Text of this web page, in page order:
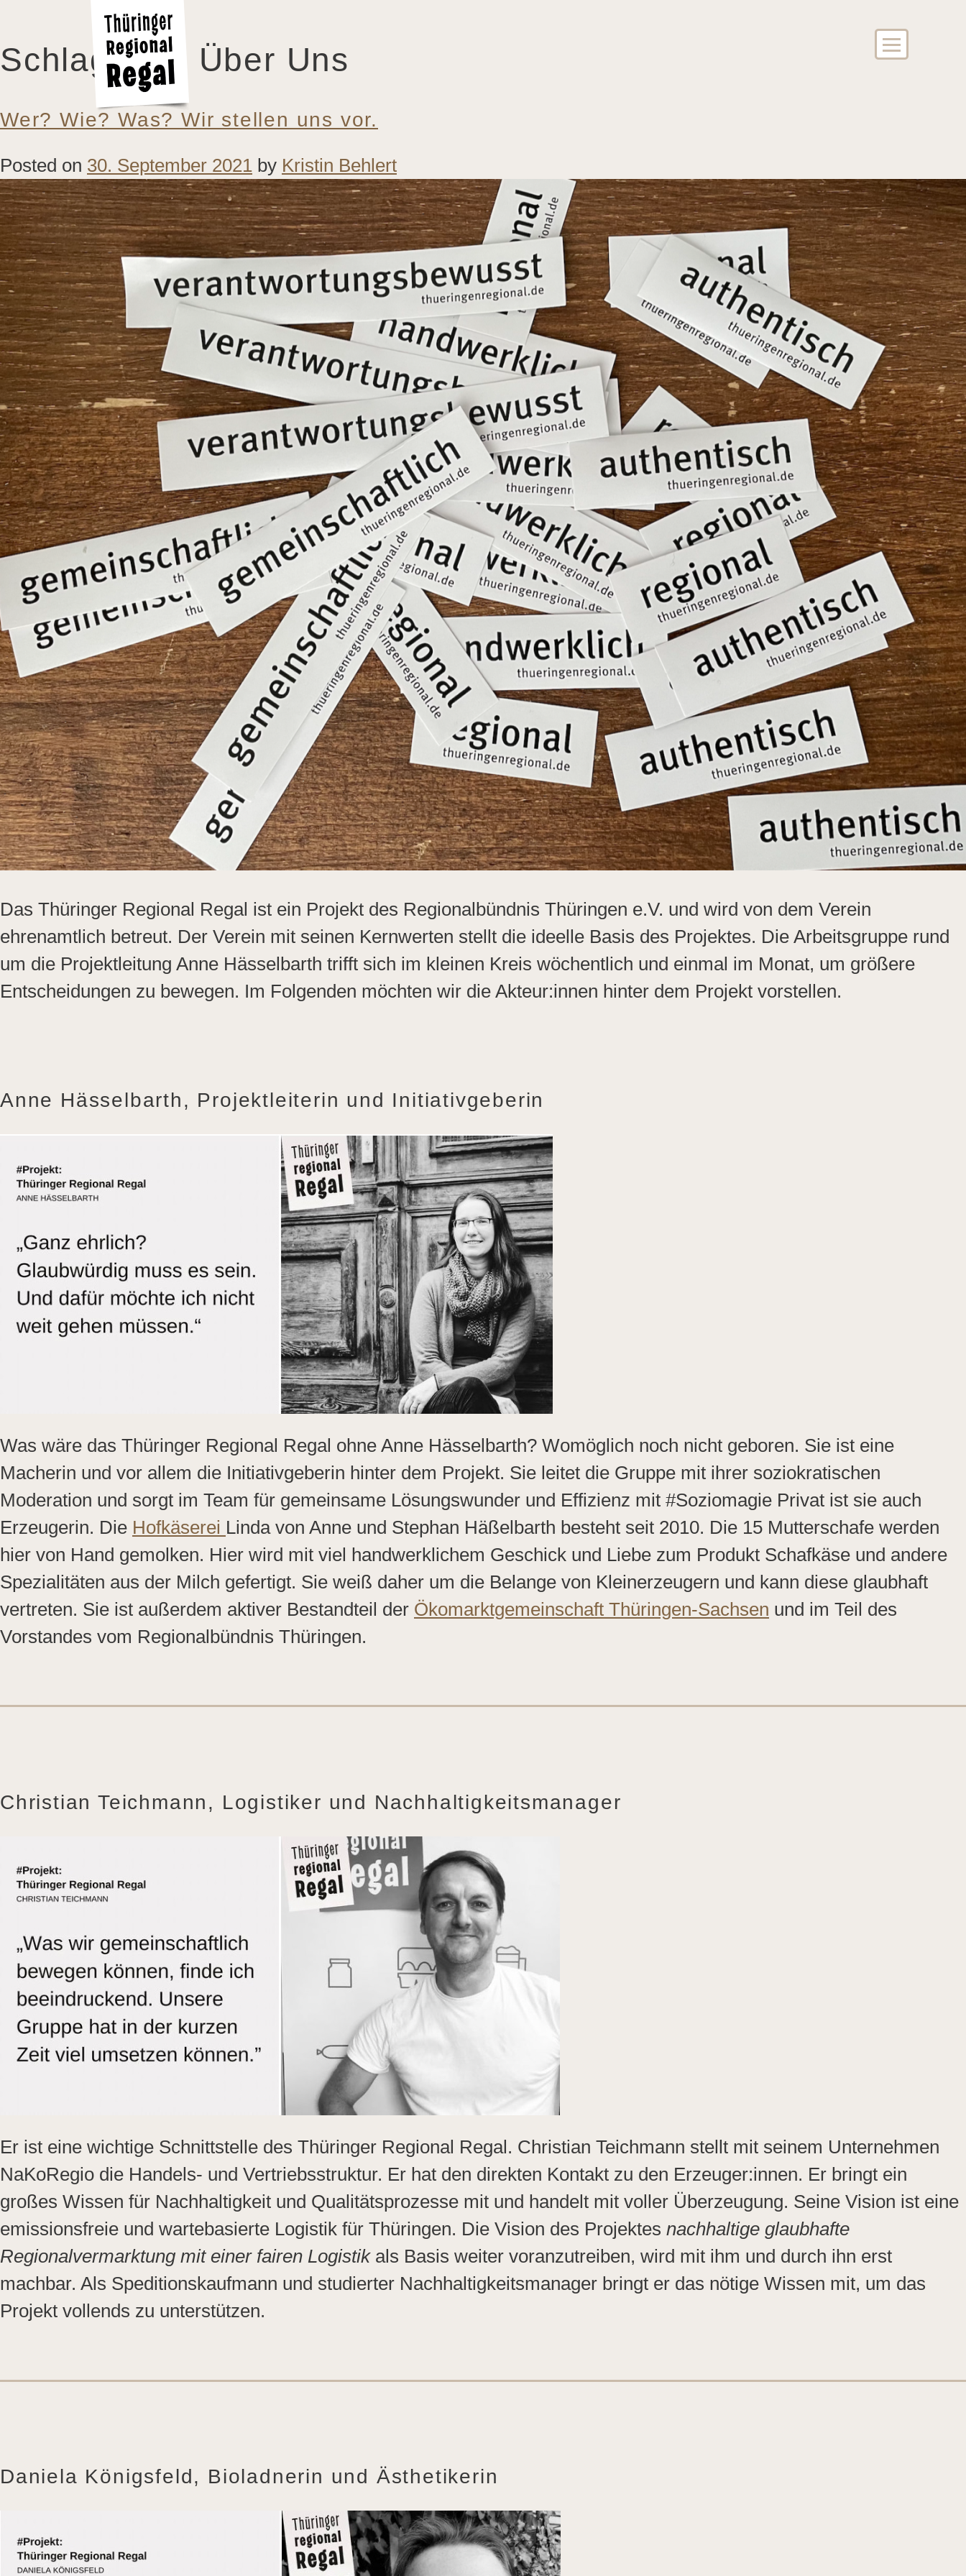
Schlagwort: Über Uns
Wer? Wie? Was? Wir stellen uns vor.
Posted on 30. September 2021 by Kristin Behlert
Das Thüringer Regional Regal ist ein Projekt des Regionalbündnis Thüringen e.V. und wird von dem Verein
ehrenamtlich betreut. Der Verein mit seinen Kernwerten stellt die ideelle Basis des Projektes. Die Arbeitsgruppe rund
um die Projektleitung Anne Hässelbarth trifft sich im kleinen Kreis wöchentlich und einmal im Monat, um größere
Entscheidungen zu bewegen. Im Folgenden möchten wir die Akteur:innen hinter dem Projekt vorstellen.
Anne Hässelbarth, Projektleiterin und Initiativgeberin
Was wäre das Thüringer Regional Regal ohne Anne Hässelbarth? Womöglich noch nicht geboren. Sie ist eine
Macherin und vor allem die Initiativgeberin hinter dem Projekt. Sie leitet die Gruppe mit ihrer soziokratischen
Moderation und sorgt im Team für gemeinsame Lösungswunder und Effizienz mit #Soziomagie Privat ist sie auch
Erzeugerin. Die Hofkäserei Linda von Anne und Stephan Häßelbarth besteht seit 2010. Die 15 Mutterschafe werden
hier von Hand gemolken. Hier wird mit viel handwerklichem Geschick und Liebe zum Produkt Schafkäse und andere
Spezialitäten aus der Milch gefertigt. Sie weiß daher um die Belange von Kleinerzeugern und kann diese glaubhaft
vertreten. Sie ist außerdem aktiver Bestandteil der Ökomarktgemeinschaft Thüringen-Sachsen und im Teil des
Vorstandes vom Regionalbündnis Thüringen.
Christian Teichmann, Logistiker und Nachhaltigkeitsmanager
Er ist eine wichtige Schnittstelle des Thüringer Regional Regal. Christian Teichmann stellt mit seinem Unternehmen
NaKoRegio die Handels- und Vertriebsstruktur. Er hat den direkten Kontakt zu den Erzeuger:innen. Er bringt ein
großes Wissen für Nachhaltigkeit und Qualitätsprozesse mit und handelt mit voller Überzeugung. Seine Vision ist eine
emissionsfreie und wartebasierte Logistik für Thüringen. Die Vision des Projektes nachhaltige glaubhafte
Regionalvermarktung mit einer fairen Logistik als Basis weiter voranzutreiben, wird mit ihm und durch ihn erst
machbar. Als Speditionskaufmann und studierter Nachhaltigkeitsmanager bringt er das nötige Wissen mit, um das
Projekt vollends zu unterstützen.
Daniela Königsfeld, Bioladnerin und Ästhetikerin